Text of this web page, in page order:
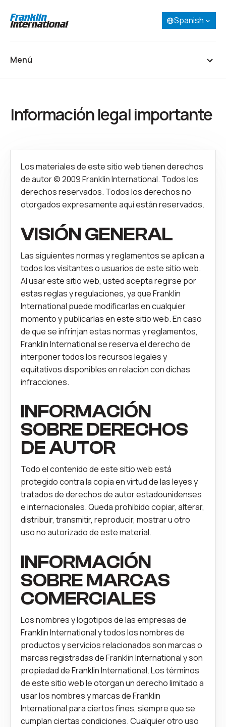
Selecciona tu idioma:
French (Canada)
Spanish
Menú
Inicio
Acerca de
Carreras
Contactar
SDS
Información legal importante
Los materiales de este sitio web tienen derechos
de autor © 2009 Franklin International. Todos los
derechos reservados. Todos los derechos no
otorgados expresamente aquí están reservados.
VISIÓN GENERAL
Las siguientes normas y reglamentos se aplican a
todos los visitantes o usuarios de este sitio web.
Al usar este sitio web, usted acepta regirse por
estas reglas y regulaciones, ya que Franklin
International puede modificarlas en cualquier
momento y publicarlas en este sitio web. En caso
de que se infrinjan estas normas y reglamentos,
Franklin International se reserva el derecho de
interponer todos los recursos legales y
equitativos disponibles en relación con dichas
infracciones.
INFORMACIÓN
SOBRE DERECHOS
DE AUTOR
Todo el contenido de este sitio web está
protegido contra la copia en virtud de las leyes y
tratados de derechos de autor estadounidenses
e internacionales. Queda prohibido copiar, alterar,
distribuir, transmitir, reproducir, mostrar u otro
uso no autorizado de este material.
INFORMACIÓN
SOBRE MARCAS
COMERCIALES
Los nombres y logotipos de las empresas de
Franklin International y todos los nombres de
productos y servicios relacionados son marcas o
marcas registradas de Franklin International y son
propiedad de Franklin International. Los términos
de este sitio web le otorgan un derecho limitado a
usar los nombres y marcas de Franklin
International para ciertos fines, siempre que se
cumplan ciertas condiciones. Cualquier otro uso